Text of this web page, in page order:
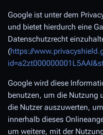
Google ist unter dem
und bietet hierdurch eine
Datenschutzrecht
(https://
Google wird diese
benutzen, um die Nutzung
die Nutzer auszuwerten,
innerhalb dieses
um weitere, mit der